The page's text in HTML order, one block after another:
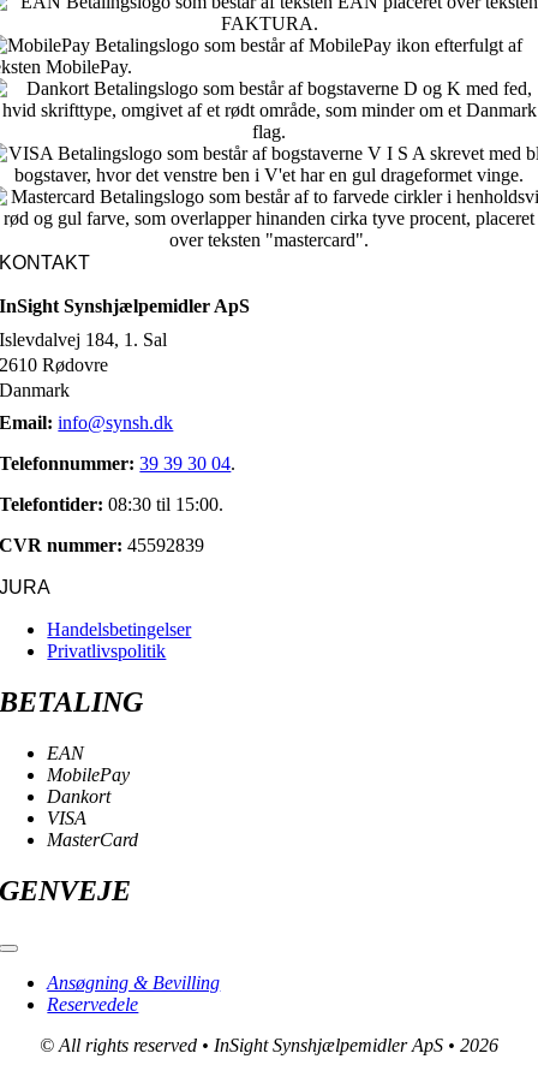
KONTAKT
InSight Synshjælpemidler ApS
Islevdalvej 184, 1. Sal
2610 Rødovre
Danmark
Email: info@synsh.dk
Telefonnummer: 39 39 30 04.
Telefontider: 08:30 til 15:00.
CVR nummer: 45592839
JURA
Handelsbetingelser
Privatlivspolitik
BETALING
EAN
MobilePay
Dankort
VISA
MasterCard
GENVEJE
Toggle
NavigationAnsøgning & Bevilling
Reservedele
© All rights reserved • InSight Synshjælpemidler ApS • 2026